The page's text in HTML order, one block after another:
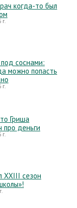
когда-то был
соснами:
можно попасть
Гриша
про деньги
XXIII сезон